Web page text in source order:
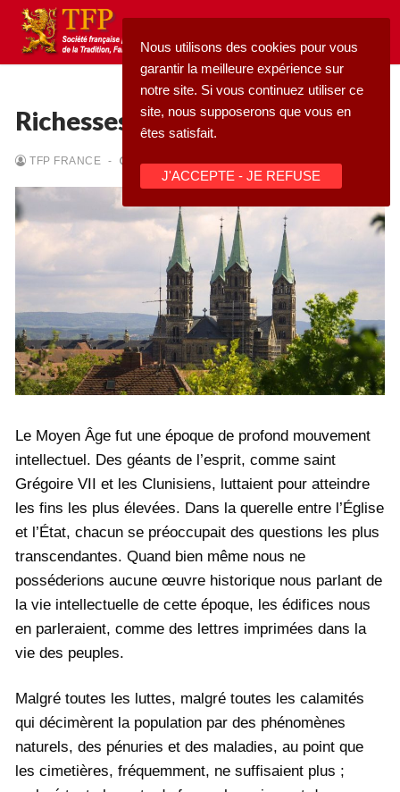
Aller
contenu
Rechercher
Accueil
Pétition
Qu’est-ce que la TFP
Action
Blog
Médiathèque
Richesses gothiques
TFP FRANCE -
Le Moyen Âge fut une époque de profond mouvement
intellectuel. Des géants de l’esprit, comme saint
Grégoire VII et les Clunisiens, luttaient pour atteindre
les fins les plus élevées. Dans la querelle entre l’Église
et l’État, chacun se préoccupait des questions les plus
transcendantes. Quand bien même nous ne
posséderions aucune œuvre historique nous parlant de
la vie intellectuelle de cette époque, les édifices nous
en parleraient, comme des lettres imprimées dans la
vie des peuples.
Malgré toutes les luttes, malgré toutes les calamités
qui décimèrent la population par des phénomènes
naturels, des pénuries et des maladies, au point que
les cimetières, fréquemment, ne suffisaient plus ;
Nous utilisons des cookies pour vous
garantir la meilleure expérience sur
notre site. Si vous continuez utiliser ce
site, nous supposerons que vous en
êtes satisfait.
J'ACCEPTE - JE REFUSE